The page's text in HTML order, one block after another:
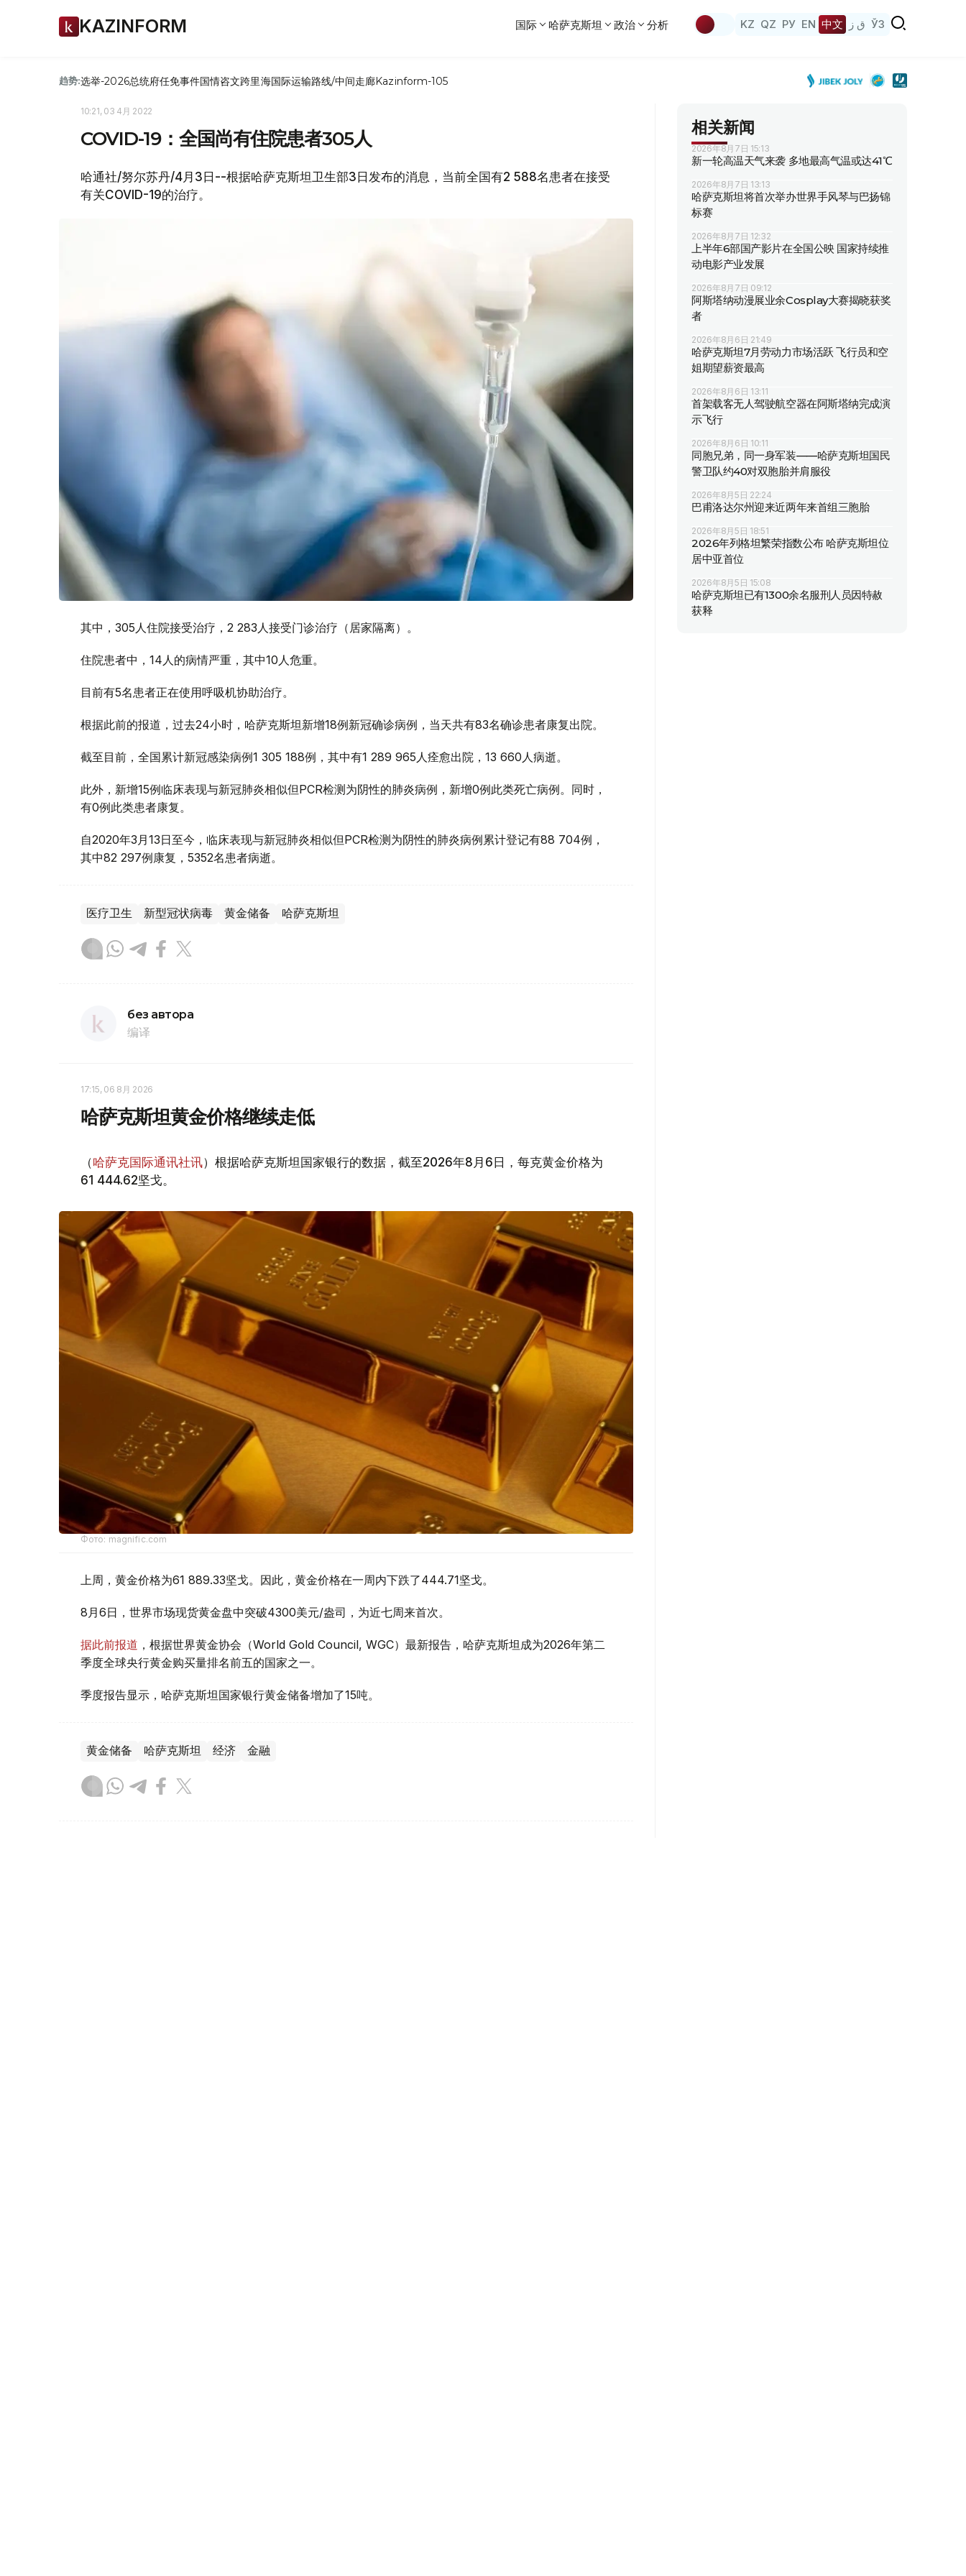
KAZINFORM 国际 哈萨克斯坦 政治 分析 KZ QZ РУ EN 中文 ق ز ЎЗ
趋势:选举-2026总统府任免事件国情咨文跨里海国际运输路线/中间走廊Kazinform-105
10:21, 03 4月 2022
COVID-19：全国尚有住院患者305人
哈通社/努尔苏丹/4月3日--根据哈萨克斯坦卫生部3日发布的消息，当前全国有2 588名患者在接受
有关COVID-19的治疗。
其中，305人住院接受治疗，2 283人接受门诊治疗（居家隔离）。
住院患者中，14人的病情严重，其中10人危重。
目前有5名患者正在使用呼吸机协助治疗。
根据此前的报道，过去24小时，哈萨克斯坦新增18例新冠确诊病例，当天共有83名确诊患者康复出院。
截至目前，全国累计新冠感染病例1 305 188例，其中有1 289 965人痊愈出院，13 660人病逝。
此外，新增15例临床表现与新冠肺炎相似但PCR检测为阴性的肺炎病例，新增0例此类死亡病例。同时，
有0例此类患者康复。
自2020年3月13日至今，临床表现与新冠肺炎相似但PCR检测为阴性的肺炎病例累计登记有88 704例，
其中82 297例康复，5352名患者病逝。
医疗卫生 新型冠状病毒 黄金储备 哈萨克斯坦
без автора
编译
17:15, 06 8月 2026
哈萨克斯坦黄金价格继续走低
（哈萨克国际通讯社讯）根据哈萨克斯坦国家银行的数据，截至2026年8月6日，每克黄金价格为
61 444.62坚戈。
Фото: magnific.com
上周，黄金价格为61 889.33坚戈。因此，黄金价格在一周内下跌了444.71坚戈。
8月6日，世界市场现货黄金盘中突破4300美元/盎司，为近七周来首次。
据此前报道 ，根据世界黄金协会（World Gold Council, WGC）最新报告，哈萨克斯坦成为2026年第二
季度全球央行黄金购买量排名前五的国家之一。
季度报告显示，哈萨克斯坦国家银行黄金储备增加了15吨。
黄金储备 哈萨克斯坦 经济 金融
相关新闻
2026年8月7日 15:13
新一轮高温天气来袭 多地最高气温或达41℃
2026年8月7日 13:13
哈萨克斯坦将首次举办世界手风琴与巴扬锦
标赛
2026年8月7日 12:32
上半年6部国产影片在全国公映 国家持续推
动电影产业发展
2026年8月7日 09:12
阿斯塔纳动漫展业余Cosplay大赛揭晓获奖
者
2026年8月6日 21:49
哈萨克斯坦7月劳动力市场活跃 飞行员和空
姐期望薪资最高
2026年8月6日 13:11
首架载客无人驾驶航空器在阿斯塔纳完成演
示飞行
2026年8月6日 10:11
同胞兄弟，同一身军装——哈萨克斯坦国民
警卫队约40对双胞胎并肩服役
2026年8月5日 22:24
巴甫洛达尔州迎来近两年来首组三胞胎
2026年8月5日 18:51
2026年列格坦繁荣指数公布 哈萨克斯坦位
居中亚首位
2026年8月5日 15:08
哈萨克斯坦已有1300余名服刑人员因特赦
获释